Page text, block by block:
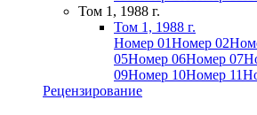
Том 1, 1988 г.
Том 1, 1988 г.
Номер 01Номер 02
05Номер 06Номер 07
09Номер 10Номер 11
Рецензирование